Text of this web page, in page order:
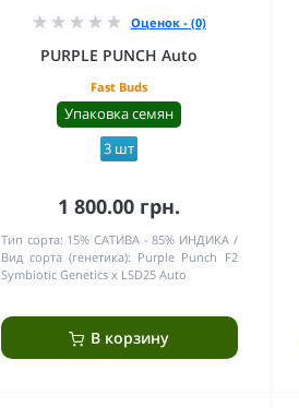
Оценок - (0)
PURPLE PUNCH Auto
Fast Buds
Упаковка семян
3 шт
1 800.00 грн.
Тип сорта: 15% САТИВА - 85% ИНДИКА
Вид сорта (генетика): Purple Punch F2
Symbiotic Genetics x LSD25 Auto
В корзину